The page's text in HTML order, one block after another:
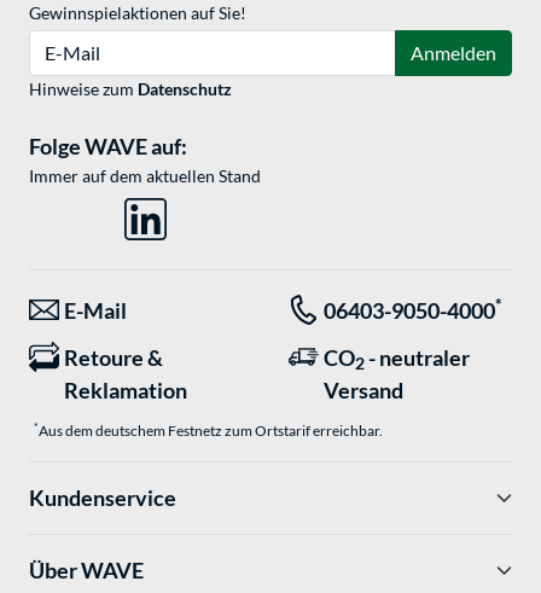
Gewinnspielaktionen auf Sie!
Anmelden
Hinweise zum Datenschutz
Folge WAVE auf:
Immer auf dem aktuellen Stand
E-Mail 06403-9050-4000*
Retoure &
Reklamation
CO2 - neutraler
Versand
*Aus dem deutschem Festnetz zum Ortstarif erreichbar.
Kundenservice
Über WAVE